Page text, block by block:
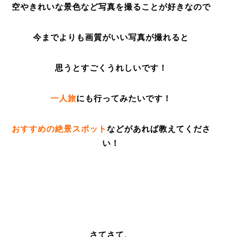
空やきれいな景色など写真を撮ることが好きなので
今までよりも画質がいい写真が撮れると
思うとすごくうれしいです！
一人旅にも行ってみたいです！
おすすめの絶景スポット などがあれば教えてくださ
い！
さてさて、